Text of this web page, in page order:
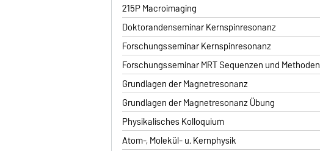
215P Macroimaging
Doktorandenseminar Kernspinresonanz
Forschungsseminar Kernspinresonanz
Forschungsseminar MRT Sequenzen und Methoden
Grundlagen der Magnetresonanz
Grundlagen der Magnetresonanz Übung
Physikalisches Kolloquium
Atom-, Molekül- u. Kernphysik